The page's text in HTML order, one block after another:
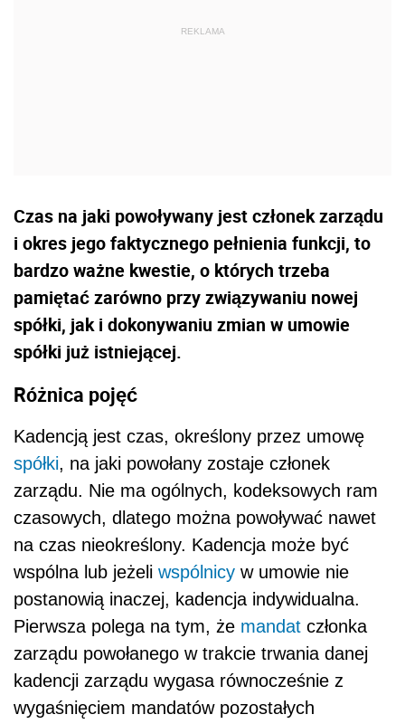
Czas na jaki powoływany jest członek zarządu
i okres jego faktycznego pełnienia funkcji, to
bardzo ważne kwestie, o których trzeba
pamiętać zarówno przy związywaniu nowej
spółki, jak i dokonywaniu zmian w umowie
spółki już istniejącej.
Różnica pojęć
Kadencją jest czas, określony przez umowę
spółki, na jaki powołany zostaje członek
zarządu. Nie ma ogólnych, kodeksowych ram
czasowych, dlatego można powoływać nawet
na czas nieokreślony. Kadencja może być
wspólna lub jeżeli wspólnicy w umowie nie
postanowią inaczej, kadencja indywidualna.
Pierwsza polega na tym, że mandat członka
zarządu powołanego w trakcie trwania danej
kadencji zarządu wygasa równocześnie z
wygaśnięciem mandatów pozostałych